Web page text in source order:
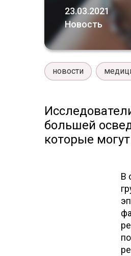
23.03.2021
Новость
новости
большей
которые
В